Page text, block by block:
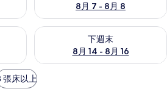
8月 7 - 8月 8
的供應情況
下週末
8月 14 - 8月 16
查看下週末 (8月 14 - 8月 16)
張床以上